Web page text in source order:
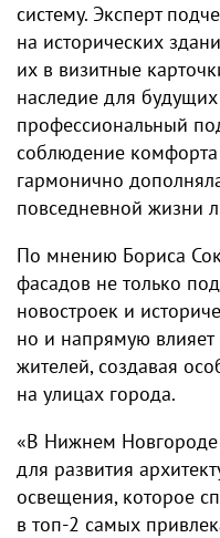
систему. Эксперт
на исторических
их в визитные
наследие для
профессиональный
соблюдение комфорта
гармонично
повседневной жизни
По мнению Бориса
фасадов не только
новостроек и
но и напрямую
жителей, создавая
на улицах города.
«В Нижнем Новгороде
для развития
освещения, которое
в топ-2 самых